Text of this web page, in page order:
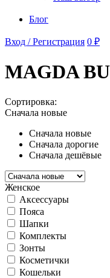
Блог
Вход / Регистрация 0 ₽
MAGDA
Сортировка:
Сначала новые
Сначала новые
Сначала дорогие
Сначала дешёвые
Женское
Аксессуары
Пояса
Шапки
Комплекты
Зонты
Косметички
Кошельки